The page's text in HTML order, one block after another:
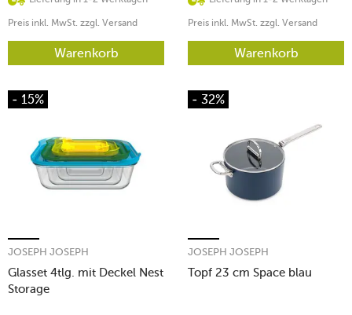
Preis inkl. MwSt. zzgl. Versand
Warenkorb
Preis inkl. MwSt. zzgl. Versand
Warenkorb
- 15%
Glasset 4tlg. mit Deckel Nest
Storage
JOSEPH JOSEPH
- 32%
Topf 23 cm Space blau
JOSEPH JOSEPH